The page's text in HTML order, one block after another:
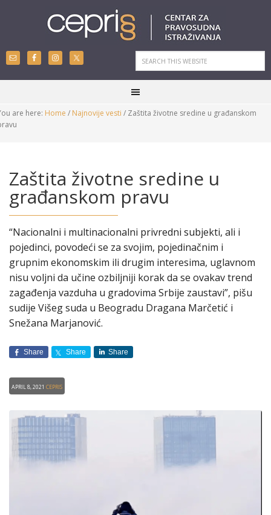
are here: Home / Najnovije vesti / Zaštita životne sredine u građanskom
Zaštita životne sredine u
građanskom pravu
“Nacionalni i multinacionalni privredni subjekti, ali i
pojedinci, povodeći se za svojim, pojedinačnim i
grupnim ekonomskim ili drugim interesima, uglavnom
nisu voljni da učine ozbiljniji korak da se ovakav trend
zagađenja vazduha u gradovima Srbije zaustavi”, pišu
sudije Višeg suda u Beogradu Dragana Marčetić i
Snežana Marjanović.
Share Share Share
April 8, 2021 CEPRIS